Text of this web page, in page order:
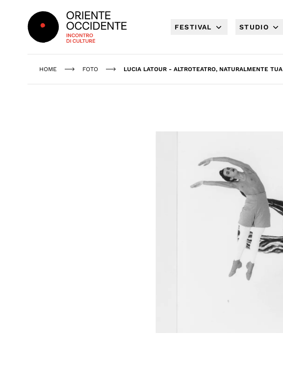
Oriente Occidente
FESTIVAL STUDIO
HOME FOTO LUCIA LATOUR - ALTROTEATRO, NATURALMENTE TUA